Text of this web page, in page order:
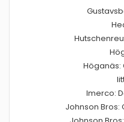
Höganäs:
Imerco:
Johnson Bros: